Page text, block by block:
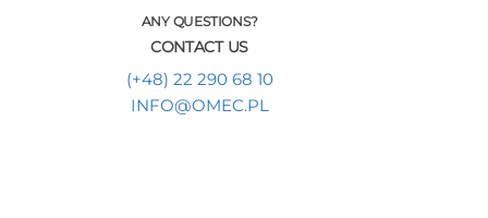
ANY QUESTIONS?
CONTACT US
(+48) 22 290 68 10
INFO@OMEC.PL